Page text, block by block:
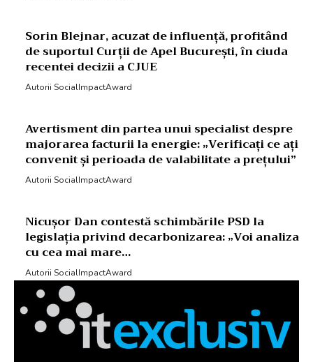
Sorin Blejnar, acuzat de influență, profitând
de suportul Curții de Apel București, în ciuda
recentei decizii a CJUE
Autorii SocialImpactAward
Avertisment din partea unui specialist despre
majorarea facturii la energie: „Verificați ce ați
convenit și perioada de valabilitate a prețului”
Autorii SocialImpactAward
Nicușor Dan contestă schimbările PSD la
legislația privind decarbonizarea: „Voi analiza
cu cea mai mare…
Autorii SocialImpactAward